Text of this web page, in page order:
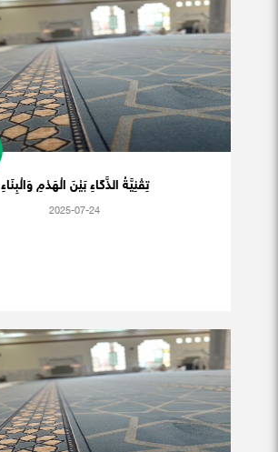
تِقْنِيَّةُ الذَّكَاءِ بَيْنَ الْهَدْمِ وَالْبِنَاءِ
2025-07-24